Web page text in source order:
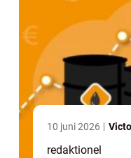
10 juni 2026
redaktionel